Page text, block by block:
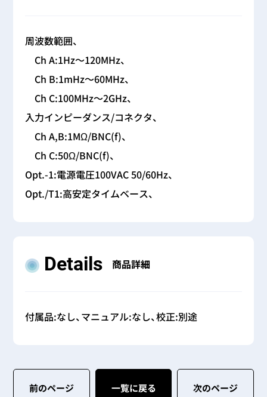
周波数範囲、
Ch A:1Hz～120MHz、
Ch B:1mHz～60MHz、
Ch C:100MHz～2GHz、
入力インピーダンス/コネクタ、
Ch A,B:1MΩ/BNC(f)、
Ch C:50Ω/BNC(f)、
Opt.-1:電源電圧100VAC 50/60Hz、
Opt./T1:高安定タイムベース、
Details 商品詳細
付属品:なし、マニュアル:なし、校正:別途
前のページ 一覧に戻る 次のページ